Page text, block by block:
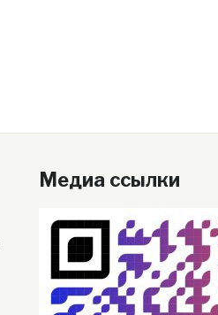
Медиа ссылки